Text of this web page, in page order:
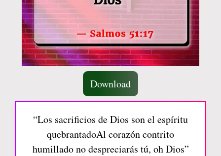
Download
“Los sacrificios de Dios son el espíritu
quebrantadoAl corazón contrito
humillado no despreciarás tú, oh Dios”